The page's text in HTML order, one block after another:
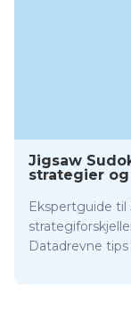
Jigsaw
strategier
Ekspertguide til
Datadrevne tips